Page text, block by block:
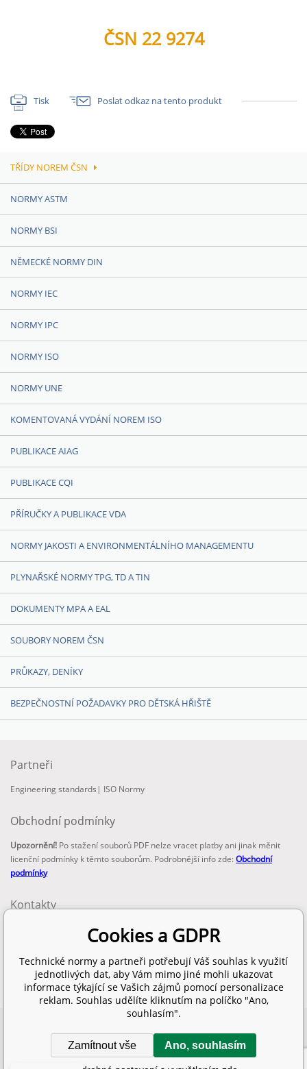
ČSN 22 9274
Tisk Poslat odkaz na tento produkt
TŘÍDY NOREM ČSN
NORMY ASTM
NORMY BSI
NĚMECKÉ NORMY DIN
NORMY IEC
NORMY IPC
NORMY ISO
NORMY UNE
KOMENTOVANÁ VYDÁNÍ NOREM ISO
PUBLIKACE AIAG
PUBLIKACE CQI
PŘÍRUČKY A PUBLIKACE VDA
NORMY JAKOSTI A ENVIRONMENTÁLNÍHO MANAGEMENTU
PLYNAŘSKÉ NORMY TPG, TD A TIN
DOKUMENTY MPA A EAL
SOUBORY NOREM ČSN
PRŮKAZY, DENÍKY
BEZPEČNOSTNÍ POŽADAVKY PRO DĚTSKÁ HŘIŠTĚ
Partneři
Engineering standards | ISO Normy
Obchodní podmínky
Upozornění! Po stažení souborů PDF nelze vracet platby ani jinak měnit
licenční podmínky k těmto souborům. Podrobnější info zde:Obchodní
podmínky
Kontakty
info@technickenormy.cz
obchod@technickenormy.cz
Telefon:
+420 377 387 684
SITEMAP
Tvorba a pronájem eshopůBINARGON.cz
Cookies a GDPR
Technické normy a partneři potřebují Váš souhlas k využití
jednotlivých dat, aby Vám mimo jiné mohli ukazovat
informace týkající se Vašich zájmů pomocí personalizace
reklam. Souhlas udělíte kliknutím na políčko "Ano,
souhlasím".
Zamítnout vše Ano, souhlasím